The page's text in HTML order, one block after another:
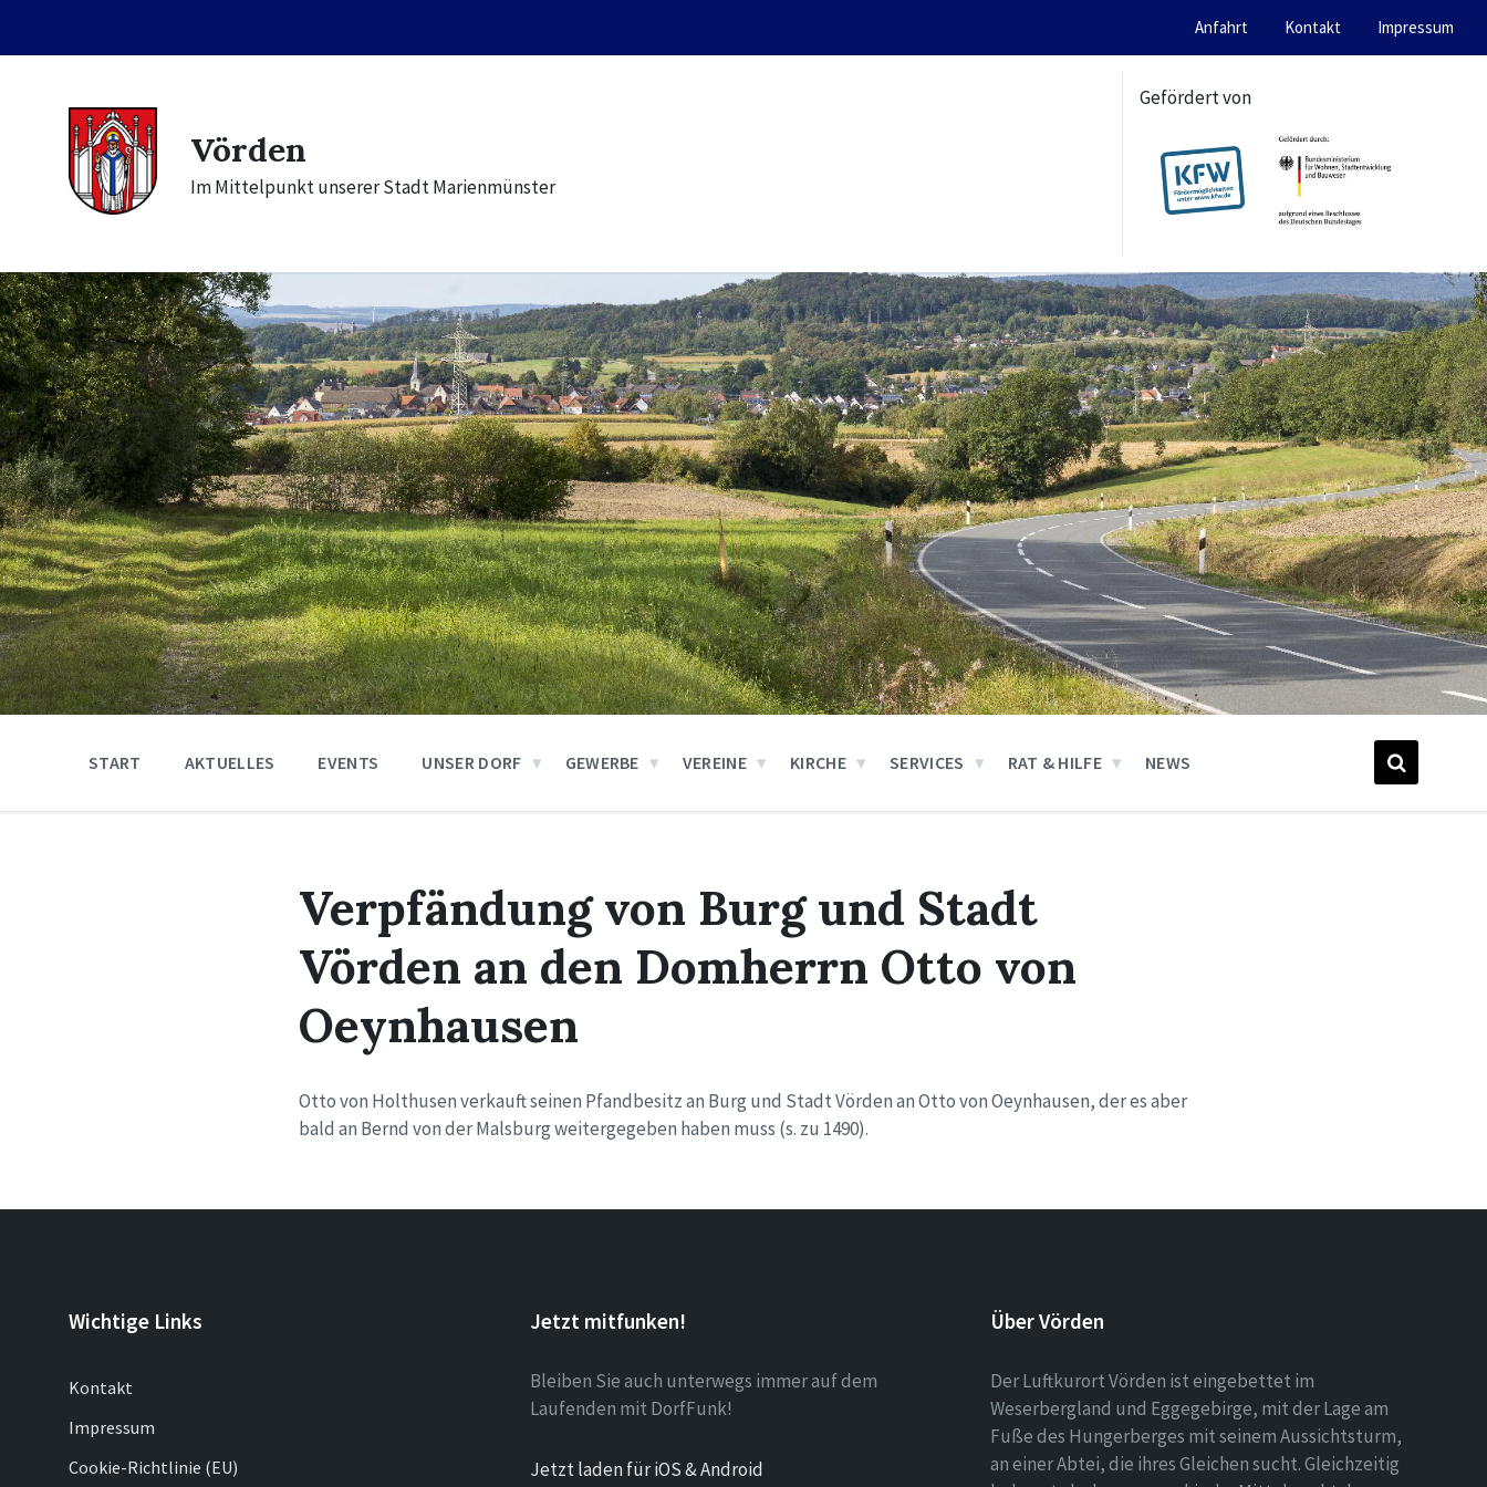
content
main
footer
Anfahrt Kontakt Impressum
Vörden
Im Mittelpunkt unserer Stadt Marienmünster
Gefördert von
START AKTUELLES EVENTS UNSER DORF GEWERBE VEREINE KIRCHE SERVICES RAT & HILFE NEWS
Verpfändung von Burg und Stadt
Vörden an den Domherrn Otto von
Oeynhausen
Otto von Holthusen verkauft seinen Pfandbesitz an Burg und Stadt Vörden an Otto von Oeynhausen, der es aber
bald an Bernd von der Malsburg weitergegeben haben muss (s. zu 1490).
Wichtige Links
Kontakt
Impressum
Cookie-Richtlinie (EU)
Jetzt mitfunken!
Bleiben Sie auch unterwegs immer auf dem
Laufenden mit DorfFunk!
Jetzt laden für iOS & Android
Über Vörden
Der Luftkurort Vörden ist eingebettet im
Weserbergland und Eggegebirge, mit der Lage am
Fuße des Hungerberges mit seinem Aussichtsturm,
an einer Abtei, die ihres Gleichen sucht. Gleichzeitig